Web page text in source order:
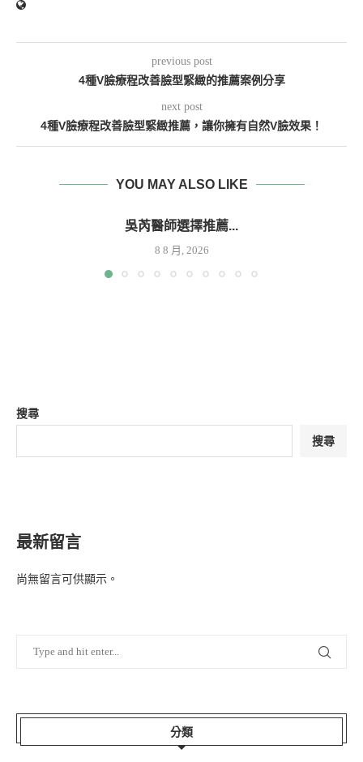
previous post
4種V臉療程改善臉型緊緻的推薦案例分享
next post
4種V臉療程改善臉型緊緻推薦，讓你擁有自然V臉效果！
YOU MAY ALSO LIKE
吳芮醫師選擇推薦...
8 8 月, 2026
搜尋
搜尋
最新留言
尚無留言可供顯示。
分類